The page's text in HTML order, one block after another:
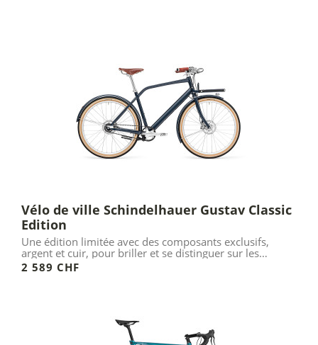
Vélo de ville Schindelhauer Gustav Classic
Edition
Une édition limitée avec des composants exclusifs,
argent et cuir, pour briller et se distinguer sur les
pistes...
2 589 CHF